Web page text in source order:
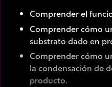
Comprender el
Comprender cómo
substrato dado en
Comprender cómo
la condensación de
producto.